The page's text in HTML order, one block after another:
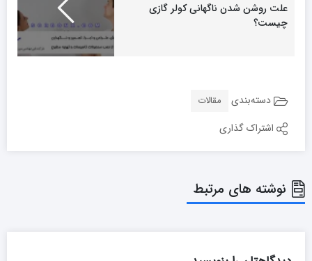
علت روشن شدن ناگهانی کولر گازی
چیست؟
دسته‌بندی مقالات
اشتراک گذاری
نوشته های مرتبط